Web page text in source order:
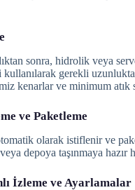
sonra, hidrolik veya
kullanılarak gerekli
kenarlar ve minimum atık
ve Paketleme
olarak istiflenir ve
depoya taşınmaya hazır
İzleme ve Ayarlamalar